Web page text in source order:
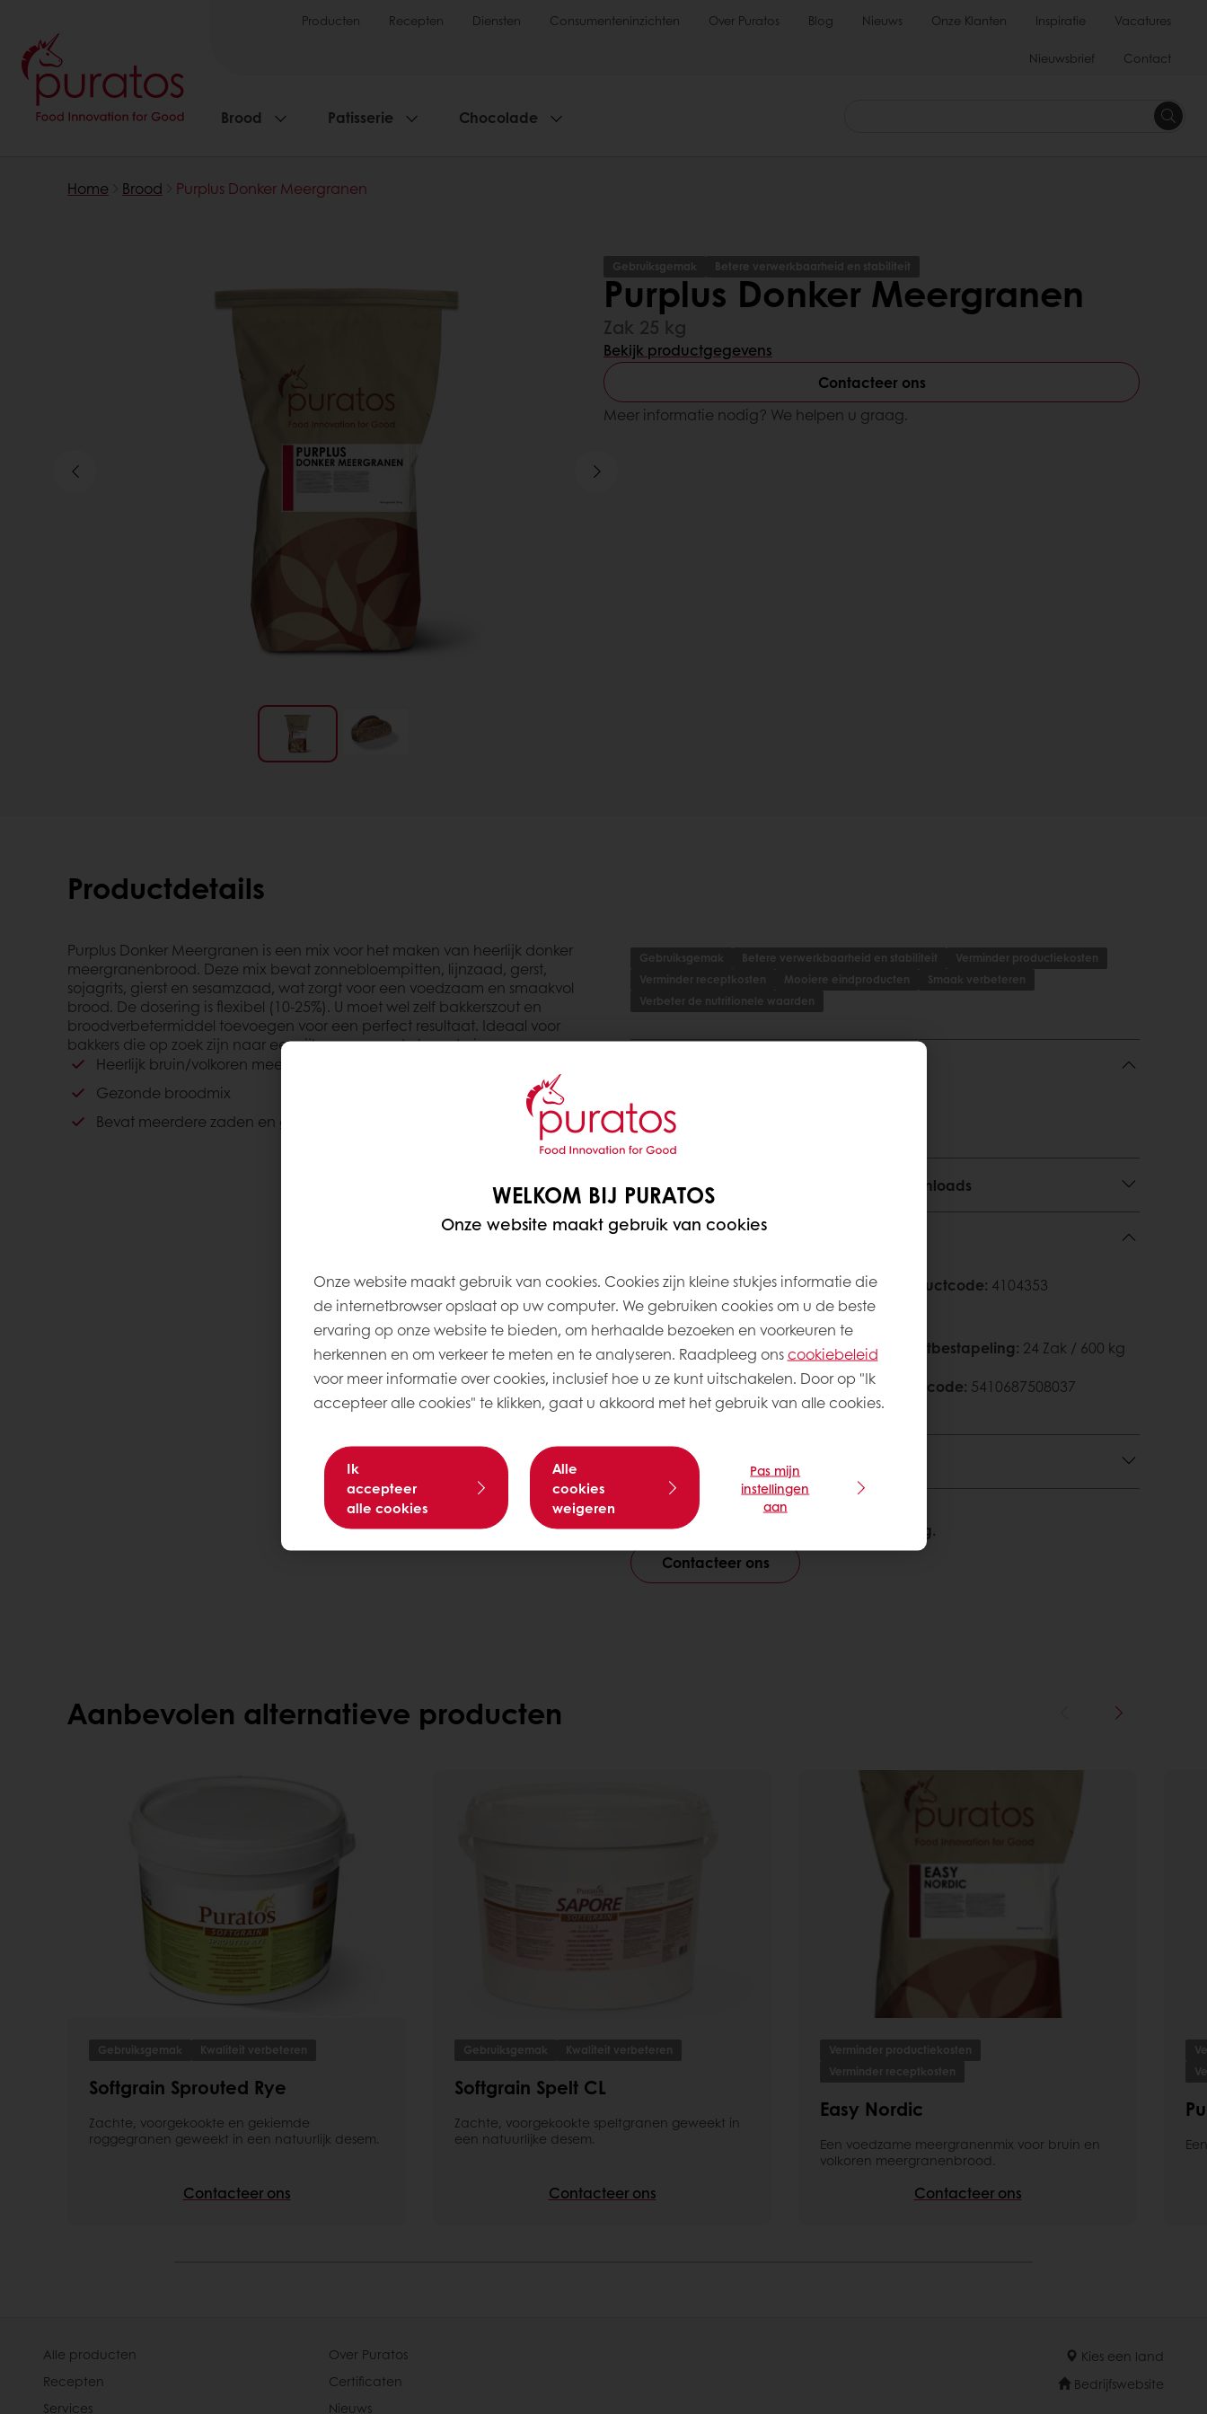
Producten Recepten Diensten Consumenteninzichten Over Puratos Blog Nieuws Onze Klanten Inspiratie Vacatures
Nieuwsbrief Contact
Brood Patisserie Chocolade
Home Brood Purplus Donker Meergranen
Gebruiksgemak Betere verwerkbaarheid en stabiliteit
Purplus Donker Meergranen
Zak 25 kg
Bekijk productgegevens
Contacteer ons
Meer informatie nodig? We helpen u graag.
Productdetails
Purplus Donker Meergranen is een mix voor het maken van heerlijk donker
meergranenbrood. Deze mix bevat zonnebloempitten, lijnzaad, gerst,
sojagrits, gierst en sesamzaad, wat zorgt voor een voedzaam en smaakvol
brood. De dosering is flexibel (10-25%). U moet wel zelf bakkerszout en
broodverbetermiddel toevoegen voor een perfect resultaat. Ideaal voor
bakkers die op zoek zijn naar een rijke en gezonde broodmix.
Heerlijk bruin/volkoren meergranenbrood
Gezonde broodmix
Bevat meerdere zaden en granen
Gebruiksgemak Betere verwerkbaarheid en stabiliteit
Verminder productiekosten
Verminder receptkosten
Mooiere eindproducten
Smaak verbeteren
Verbeter de nutritionele waarden
Meergranen en Volkoren
Ingrediënten, allergenen, gebruik en downloads
Beschrijving:Purplus Donker
Meergranen Zak 25Kg H1
Productcode: 4104353
Verpakking:Zak 25 kg Palletbestapeling: 24 Zak / 600 kg
Houdbaarheid:365 Dagen EAN‑code: 5410687508037
Bestel bij uw grossier
Meer informatie nodig? We helpen u graag.
Contacteer ons
Aanbevolen alternatieve producten
Gebruiksgemak Kwaliteit verbeteren
Softgrain Sprouted Rye
Zachte, voorgekookte en gekiemde
roggegranen geweekt in een natuurlijk desem.
Contacteer ons
Gebruiksgemak Kwaliteit verbeteren
Softgrain Spelt CL
Zachte, voorgekookte speltgranen geweekt in
een natuurlijke desem.
Contacteer ons
Verminder productiekosten
Verminder receptkosten
Easy Nordic
Een voedzame meergranenmix voor bruin en
volkoren meergranenbrood.
Contacteer ons
WELKOM BIJ PURATOS
Onze website maakt gebruik van cookies
Onze website maakt gebruik van cookies. Cookies zijn kleine stukjes informatie die
de internetbrowser opslaat op uw computer. We gebruiken cookies om u de beste
ervaring op onze website te bieden, om herhaalde bezoeken en voorkeuren te
herkennen en om verkeer te meten en te analyseren. Raadpleeg onscookiebeleid
voor meer informatie over cookies, inclusief hoe u ze kunt uitschakelen. Door op "Ik
accepteer alle cookies" te klikken, gaat u akkoord met het gebruik van alle cookies.
Ik
accepteer
alle cookies
Alle
cookies
weigeren
Pas mijn
instellingen
aan
Alle producten
Recepten
Services
Over Puratos
Certificaten
Nieuws
Kies een land
Bedrijfswebsite